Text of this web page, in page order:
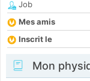
Job
Mes amis
Inscrit le
Mon